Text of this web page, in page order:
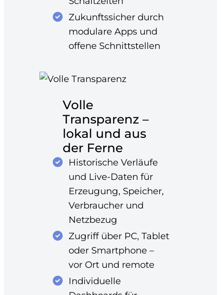
Zukunftssicher durch
modulare Apps und
offene Schnittstellen
Volle
Transparenz –
lokal und aus
der Ferne
Historische Verläufe
und Live-Daten für
Erzeugung, Speicher,
Verbraucher und
Netzbezug
Zugriff über PC, Tablet
oder Smartphone –
vor Ort und remote
Individuelle